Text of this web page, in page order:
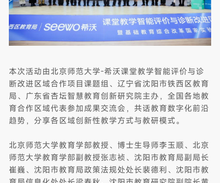
本次活动由北京师范大学-希沃课堂教学智能评价与诊
断改进区域合作项目课题组、辽宁省沈阳市铁西区教育
局、广东省杏坛智慧教育创新研究院主办，全国各地教
育合作区域代表参加成果交流会，共话教育数字化前沿
趋势，分享各区域创新性教学方式与教研模式。
北京师范大学教育学部教授、博士生导师李玉顺、北京
师范大学教育学部副教授张志祯、 沈阳市教育局副局长
崔巍、沈阳市教育局政策法规处处长裴德利、沈阳市教